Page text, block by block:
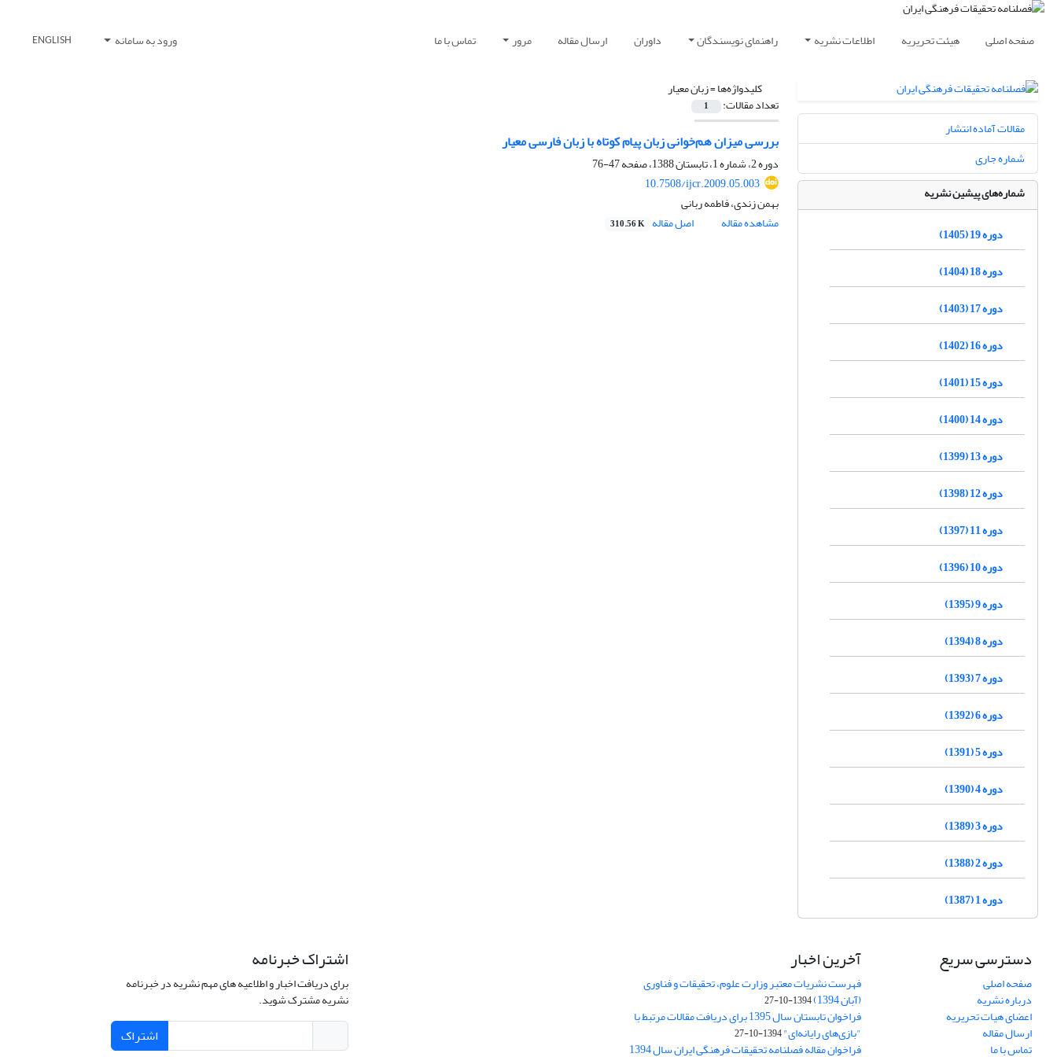
صفحه اصلی هیئت تحریریه اطلاعات نشریه راهنمای نویسندگان داوران ارسال مقاله مرور تماس با ما ورود به سامانه ENGLISH
کلیدواژه‌ها =زبان معیار
تعداد مقالات: 1
بررسی میزان هم‌خوانی زبان پیام کوتاه با زبان فارسی معیار
دوره 2، شماره 1، تابستان 1388، صفحه
47-76
10.7508/ijcr.2009.05.003
بهمن زندی، فاطمه ربانی
مشاهده مقاله
اصل مقاله 310.56 K
مقالات آماده انتشار
شماره جاری
شماره‌های پیشین نشریه
دوره 19 (1405)
دوره 18 (1404)
دوره 17 (1403)
دوره 16 (1402)
دوره 15 (1401)
دوره 14 (1400)
دوره 13 (1399)
دوره 12 (1398)
دوره 11 (1397)
دوره 10 (1396)
دوره 9 (1395)
دوره 8 (1394)
دوره 7 (1393)
دوره 6 (1392)
دوره 5 (1391)
دوره 4 (1390)
دوره 3 (1389)
دوره 2 (1388)
دوره 1 (1387)
دسترسی سریع
صفحه اصلی
درباره نشریه
اعضای هیات تحریریه
ارسال مقاله
تماس با ما
آخرین اخبار
فهرست نشریات معتبر وزارت علوم، تحقیقات و فناوری
(آبان 1394) 1394-10-27
فراخوان تابستان سال 1395 برای دریافت مقالات مرتبط با
"بازی‌های رایانه‌ای"1394-10-27
فراخوان مقاله فصلنامه تحقیقات فرهنگی ایران سال 1394
اشتراک خبرنامه
برای دریافت اخبار و اطلاعیه های مهم نشریه در خبرنامه
نشریه مشترک شوید.
اشتراک